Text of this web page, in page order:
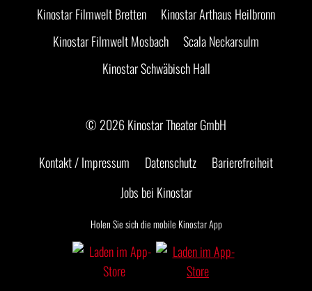
Kinostar Filmwelt Bretten
Kinostar Arthaus Heilbronn
Kinostar Filmwelt Mosbach
Scala Neckarsulm
Kinostar Schwäbisch Hall
© 2026 Kinostar Theater GmbH
Kontakt / Impressum Datenschutz
Barierefreiheit
Jobs bei Kinostar
Holen Sie sich die mobile Kinostar App